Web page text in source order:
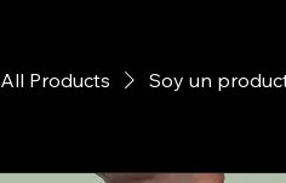
All Products Soy un